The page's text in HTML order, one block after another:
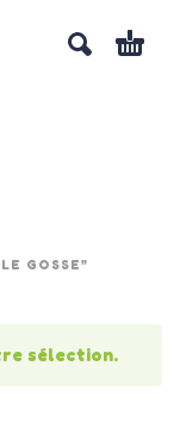
GOSSE”
sélection.